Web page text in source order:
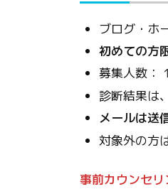
ブログ・ホ
初めての方
募集人数：
診断結果は
メールは送
対象外の方
事前カウンセリ